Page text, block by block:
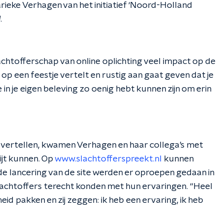
Verhagen van het initiatief ‘Noord-Holland
.
van online oplichting veel impact op de
op een feestje vertelt en rustig aan gaat geven dat je
je eigen beleving zo oenig hebt kunnen zijn om erin
kwamen Verhagen en haar collega’s met
kunnen. Op www.slachtofferspreekt.nl
kunnen
lancering van de site werden er oproepen gedaan in
terecht konden met hun ervaringen. “Heel
pakken en zij zeggen: ik heb een ervaring, ik heb